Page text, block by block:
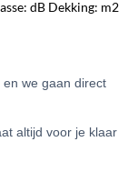
dB Dekking: m2
en we gaan direct
altijd voor je klaar